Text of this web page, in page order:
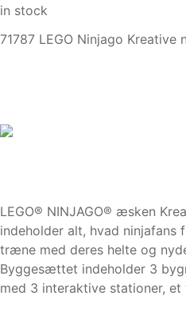
in stock
71787 LEGO Ninjago Kreative
LEGO® NINJAGO® æsken
indeholder alt, hvad ninjafans
træne med deres helte og
Byggesættet indeholder 3
med 3 interaktive stationer, et